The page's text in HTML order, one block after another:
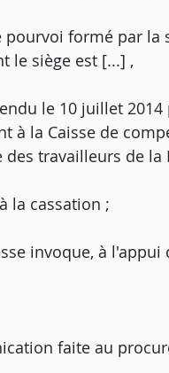
pourvoi formé par la
le siège est [...] ,
le 10 juillet
à la Caisse de
des travailleurs de
la cassation ;
invoque, à
faite au